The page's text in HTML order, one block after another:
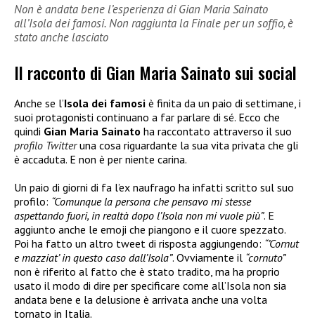
Non è andata bene l’esperienza di Gian Maria Sainato
all’Isola dei famosi. Non raggiunta la Finale per un soffio, è
stato anche lasciato
Il racconto di Gian Maria Sainato sui social
Anche se l’Isola dei famosi è finita da un paio di settimane, i
suoi protagonisti continuano a far parlare di sé. Ecco che
quindi Gian Maria Sainato ha raccontato attraverso il suo
profilo Twitteruna cosa riguardante la sua vita privata che gli
è accaduta. E non è per niente carina.
Un paio di giorni di fa l’ex naufrago ha infatti scritto sul suo
profilo: “Comunque la persona che pensavo mi stesse
aspettando fuori, in realtà dopo l’Isola non mi vuole più”. E
aggiunto anche le emoji che piangono e il cuore spezzato.
Poi ha fatto un altro tweet di risposta aggiungendo: “’Cornut
e mazziat’ in questo caso dall’Isola”. Ovviamente il “cornuto”
non è riferito al fatto che è stato tradito, ma ha proprio
usato il modo di dire per specificare come all’Isola non sia
andata bene e la delusione è arrivata anche una volta
tornato in Italia.